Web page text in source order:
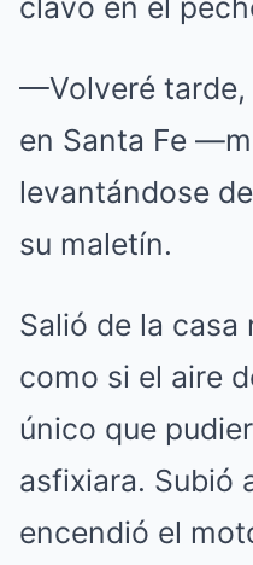
clavó en el
—Volveré tarde,
en Santa Fe
levantándose
su maletín.
Salió de la casa
como si el aire
único que
asfixiara. Subió
encendió el